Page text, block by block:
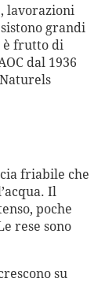
lavorazioni
grandi
è frutto di
dal 1936
friabile che
Il
poche
rese sono
su